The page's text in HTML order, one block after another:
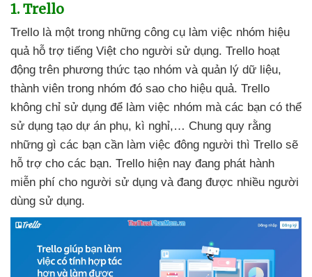
1. Trello
Trello là một trong những công cụ làm việc nhóm hiệu
quả hỗ trợ tiếng Việt cho người sử dụng. Trello hoạt
động trên phương thức tạo nhóm và quản lý dữ liệu,
thành viên trong nhóm đó sao cho hiệu quả. Trello
không chỉ sử dụng để làm việc nhóm mà các bạn có thể
sử dụng tạo dự án phụ, kì nghỉ,… Chung quy rằng
những gì các bạn cần làm việc đông người thì Trello sẽ
hỗ trợ cho các bạn. Trello hiện nay đang phát hành
miễn phí cho người sử dụng và đang được nhiều người
dùng sử dụng.